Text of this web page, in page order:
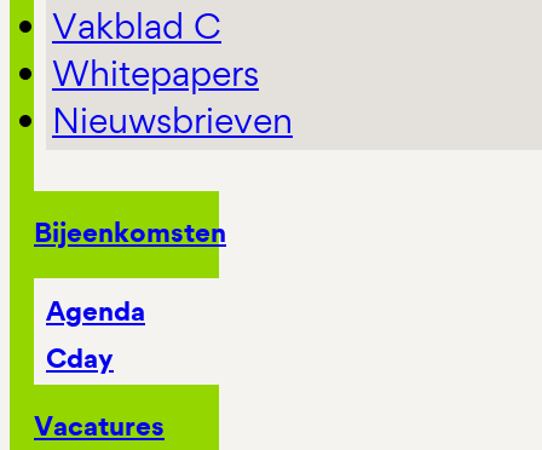
Vakblad C
Whitepapers
Nieuwsbrieven
Bijeenkomsten
Agenda
Cday
Vacatures